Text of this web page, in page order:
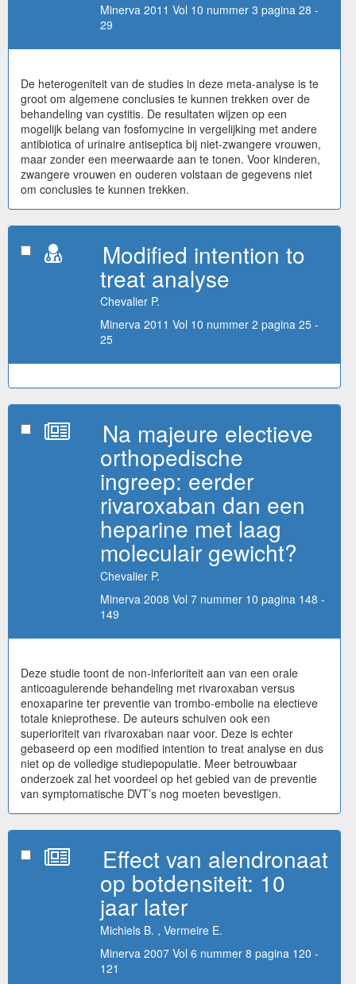
Minerva 2011 Vol 10 nummer 3 pagina 28 -
29
De heterogeniteit van de studies in deze meta-analyse is te
groot om algemene conclusies te kunnen trekken over de
behandeling van cystitis. De resultaten wijzen op een
mogelijk belang van fosfomycine in vergelijking met andere
antibiotica of urinaire antiseptica bij niet-zwangere vrouwen,
maar zonder een meerwaarde aan te tonen. Voor kinderen,
zwangere vrouwen en ouderen volstaan de gegevens niet
om conclusies te kunnen trekken.
Modified intention to
treat analyse
Chevalier P.
Minerva 2011 Vol 10 nummer 2 pagina 25 -
25
Na majeure electieve
orthopedische
ingreep: eerder
rivaroxaban dan een
heparine met laag
moleculair gewicht?
Chevalier P.
Minerva 2008 Vol 7 nummer 10 pagina 148 -
149
Deze studie toont de non-inferioriteit aan van een orale
anticoagulerende behandeling met rivaroxaban versus
enoxaparine ter preventie van trombo-embolie na electieve
totale knieprothese. De auteurs schuiven ook een
superioriteit van rivaroxaban naar voor. Deze is echter
gebaseerd op een modified intention to treat analyse en dus
niet op de volledige studiepopulatie. Meer betrouwbaar
onderzoek zal het voordeel op het gebied van de preventie
van symptomatische DVT’s nog moeten bevestigen.
Effect van alendronaat
op botdensiteit: 10
jaar later
Michiels B. , Vermeire E.
Minerva 2007 Vol 6 nummer 8 pagina 120 -
121